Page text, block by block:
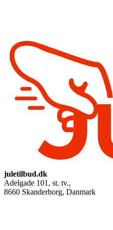
juletilbud.dk
Adelgade 101, st. tv.,
8660 Skanderborg, Danmark